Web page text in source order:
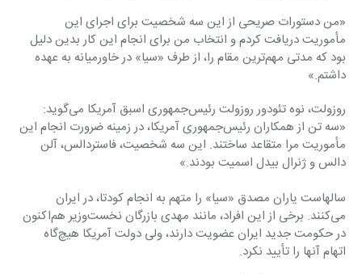
‏«من دستورات صریحی از این سه شخصیت برای اجرای این
مأموریت دریافت کردم و انتخاب من برای ‏انجام این کار بدین دلیل
بود که مدتی مهم‌ترین مقام را، از طرف «سیا» در خاورمیانه به عهده
داشتم.»‏
روزولت، نوه تئودور روزولت رئیس‌جمهوری اسبق آمریکا می‌گوید:
«سه تن از همکاران رئیس‌جمهوری ‏آمریکا، در زمینه ضرورت انجام این
مأموریت مرا متقاعد ساختند. این سه شخصیت، فاستردالس، آلن
‏دالس و ژنرال بیدل اسمیت بودند.»‏
سالهاست یاران مصدق «سیا» را متهم به انجام کودتا، در ایران
می‌کنند. برخی از این افراد، مانند مهدی ‏بازرگان نخست‌وزیر هم‌اکنون
در حکومت جدید ایران عضویت دارند، ولی دولت آمریکا هیچ‌گاه
اتهام آنها ‏را تأیید نکرد.‏